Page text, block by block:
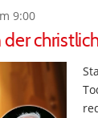
9:00
der